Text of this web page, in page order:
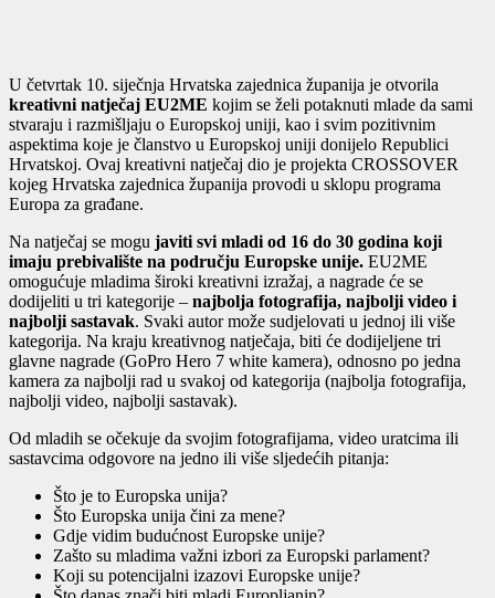
U četvrtak 10. siječnja Hrvatska zajednica županija je otvorila
kreativni natječaj EU2ME kojim se želi potaknuti mlade da sami
stvaraju i razmišljaju o Europskoj uniji, kao i svim pozitivnim
aspektima koje je članstvo u Europskoj uniji donijelo Republici
Hrvatskoj. Ovaj kreativni natječaj dio je projekta CROSSOVER
kojeg Hrvatska zajednica županija provodi u sklopu programa
Europa za građane.
Na natječaj se mogu javiti svi mladi od 16 do 30 godina koji
imaju prebivalište na području Europske unije. EU2ME
omogućuje mladima široki kreativni izražaj, a nagrade će se
dodijeliti u tri kategorije – najbolja fotografija, najbolji video i
najbolji sastavak. Svaki autor može sudjelovati u jednoj ili više
kategorija. Na kraju kreativnog natječaja, biti će dodijeljene tri
glavne nagrade (GoPro Hero 7 white kamera), odnosno po jedna
kamera za najbolji rad u svakoj od kategorija (najbolja fotografija,
najbolji video, najbolji sastavak).
Od mladih se očekuje da svojim fotografijama, video uratcima ili
sastavcima odgovore na jedno ili više sljedećih pitanja:
Što je to Europska unija?
Što Europska unija čini za mene?
Gdje vidim budućnost Europske unije?
Zašto su mladima važni izbori za Europski parlament?
Koji su potencijalni izazovi Europske unije?